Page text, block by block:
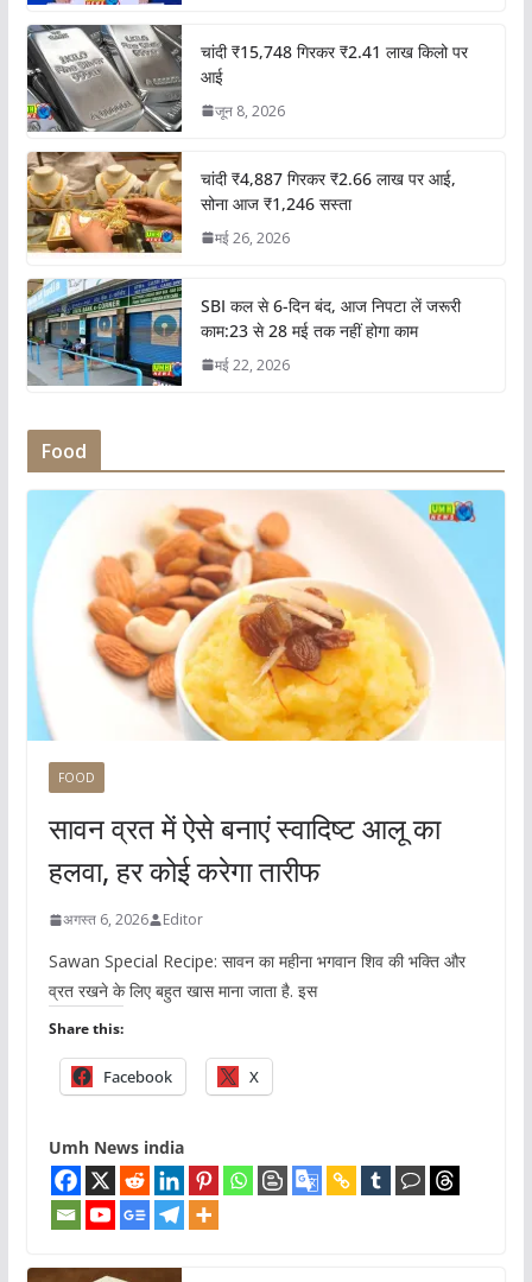
चांदी ₹15,748 गिरकर ₹2.41 लाख किलो पर
आई
जून 8, 2026
चांदी ₹4,887 गिरकर ₹2.66 लाख पर आई,
सोना आज ₹1,246 सस्ता
मई 26, 2026
SBI कल से 6-दिन बंद, आज निपटा लें जरूरी
काम:23 से 28 मई तक नहीं होगा काम
मई 22, 2026
Food
FOOD
सावन व्रत में ऐसे बनाएं स्वादिष्ट आलू का
हलवा, हर कोई करेगा तारीफ
अगस्त 6, 2026 Editor
Sawan Special Recipe: सावन का महीना भगवान शिव की भक्ति और
व्रत रखने के लिए बहुत खास माना जाता है. इस
Share this:
Facebook X
Umh News india